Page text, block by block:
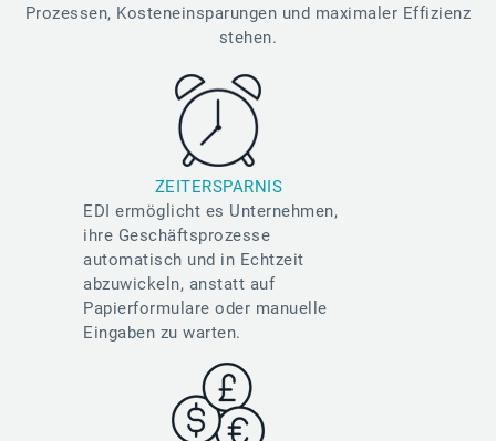
Prozessen, Kosteneinsparungen und maximaler Effizienz
stehen.
ZEITERSPARNIS
EDI ermöglicht es Unternehmen,
ihre Geschäftsprozesse
automatisch und in Echtzeit
abzuwickeln, anstatt auf
Papierformulare oder manuelle
Eingaben zu warten.